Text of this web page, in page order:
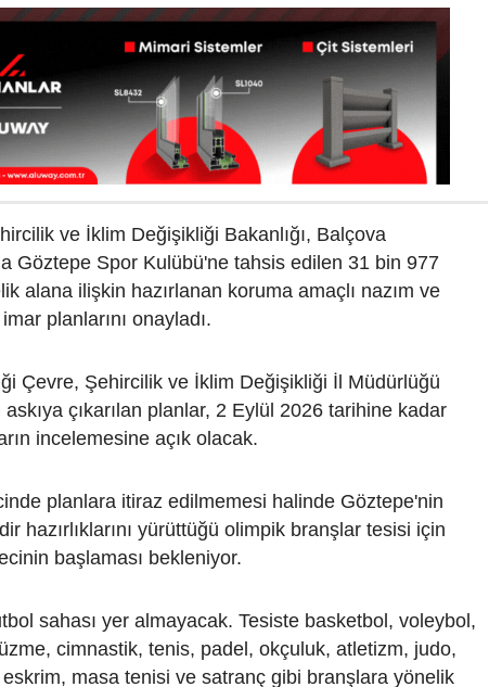
ve İklim Değişikliği Bakanlığı, Balçova
Göztepe Spor Kulübü'ne tahsis edilen 31 bin 977
alana ilişkin hazırlanan koruma amaçlı nazım ve
planlarını onayladı.
Çevre, Şehircilik ve İklim Değişikliği İl Müdürlüğü
askıya çıkarılan planlar, 2 Eylül 2026 tarihine kadar
incelemesine açık olacak.
planlara itiraz edilmemesi halinde Göztepe'nin
hazırlıklarını yürüttüğü olimpik branşlar tesisi için
başlaması bekleniyor.
sahası yer almayacak. Tesiste basketbol, voleybol,
cimnastik, tenis, padel, okçuluk, atletizm, judo,
masa tenisi ve satranç gibi branşlara yönelik